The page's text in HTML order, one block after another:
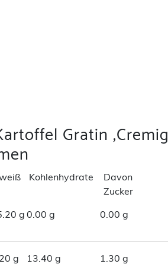
Gratin ,Cremig
Kohlenhydrate
Davon
Zucker
g 0.00 g 0.00 g
g 13.40 g 1.30 g